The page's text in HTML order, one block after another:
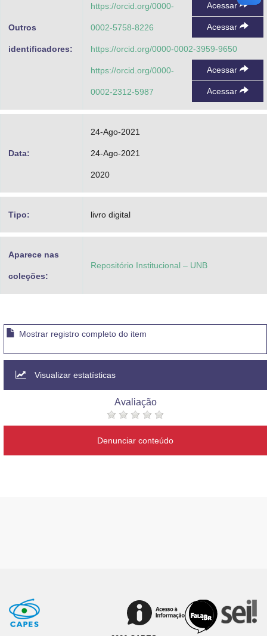
Outros
identificadores:
Acessar
https://orcid.org/0000-
0002-5758-8226 Acessar
https://orcid.org/0000-0002-3959-9650
Acessar
https://orcid.org/0000-
0002-2312-5987 Acessar
Data:
24-Ago-2021
24-Ago-2021
2020
Tipo: livro digital
Aparece nas
coleções:
Repositório Institucional – UNB
Mostrar registro completo do item
Visualizar estatísticas
Avaliação
Denunciar conteúdo